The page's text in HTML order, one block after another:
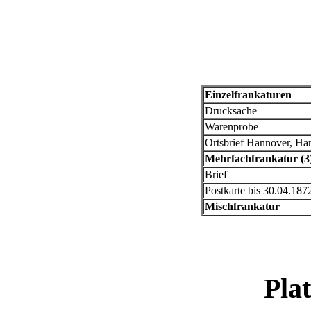
Einzelfrankaturen
Drucksache
Warenprobe
Ortsbrief Hannover,
Mehrfachfrankatur
Brief
Postkarte bis
Mischfrankatur